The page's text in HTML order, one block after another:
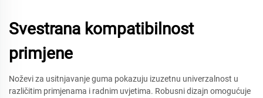
Svestrana kompatibilnost
primjene
Noževi za usitnjavanje guma pokazuju izuzetnu univerzalnost u
različitim primjenama i radnim uvjetima. Robusni dizajn omogućuje